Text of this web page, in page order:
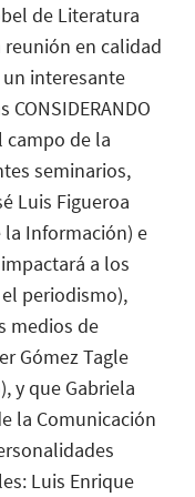
de Literatura
reunión en calidad
interesante
campo de la
seminarios,
Luis Figueroa
la Información) e
a los
periodismo),
medios de
Gómez Tagle
y que Gabriela
la Comunicación
Luis Enrique